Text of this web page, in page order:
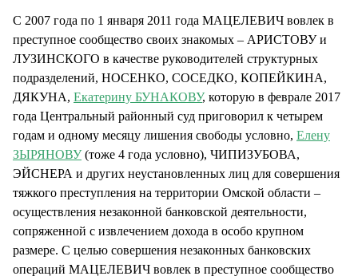
С 2007 года по 1 января 2011 года МАЦЕЛЕВИЧ вовлек в
преступное сообщество своих знакомых – АРИСТОВУ и
ЛУЗИНСКОГО в качестве руководителей структурных
подразделений, НОСЕНКО, СОСЕДКО, КОПЕЙКИНА,
ДЯКУНА, Екатерину БУНАКОВУ, которую в феврале 2017
года Центральный районный суд приговорил к четырем
годам и одному месяцу лишения свободы условно, Елену
ЗЫРЯНОВУ(тоже 4 года условно), ЧИПИЗУБОВА,
ЭЙСНЕРА и других неустановленных лиц для совершения
тяжкого преступления на территории Омской области –
осуществления незаконной банковской деятельности,
сопряженной с извлечением дохода в особо крупном
размере. С целью совершения незаконных банковских
операций МАЦЕЛЕВИЧ вовлек в преступное сообщество